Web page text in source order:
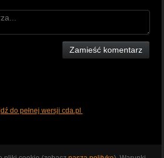
Zamieść komentarz
do pełnej wersji cda.pl